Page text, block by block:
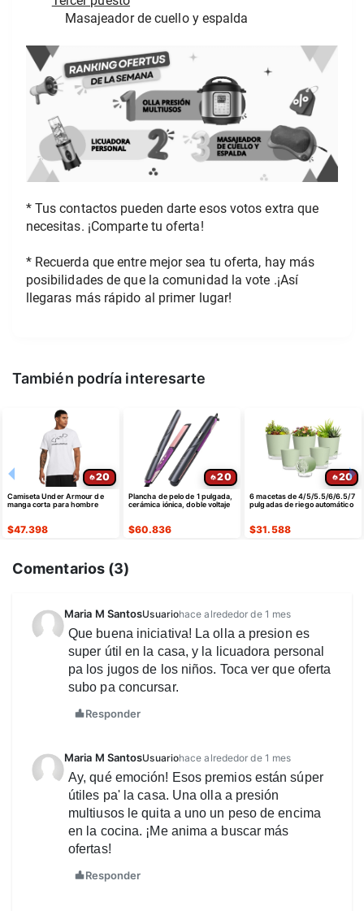
Masajeador de cuello y espalda
* Tus contactos pueden darte esos votos extra que
necesitas. ¡Comparte tu oferta!
* Recuerda que entre mejor sea tu oferta, hay más
posibilidades de que la comunidad la vote .¡Así
llegaras más rápido al primer lugar!
También podría interesarte
20
Camiseta Under Armour de
manga corta para hombre
$47.398
20
Plancha de pelo de 1 pulgada,
cerámica iónica, doble voltaje
$60.836
20
6 macetas de 4/5/5.5/6/6.5/7
pulgadas de riego automático
$31.588
Comentarios (3)
Maria M SantosUsuariohace alrededor de 1 mes
Que buena iniciativa! La olla a presion es
super útil en la casa, y la licuadora personal
pa los jugos de los niños. Toca ver que oferta
subo pa concursar.
Responder
Maria M SantosUsuariohace alrededor de 1 mes
Ay, qué emoción! Esos premios están súper
útiles pa' la casa. Una olla a presión
multiusos le quita a uno un peso de encima
en la cocina. ¡Me anima a buscar más
ofertas!
Responder